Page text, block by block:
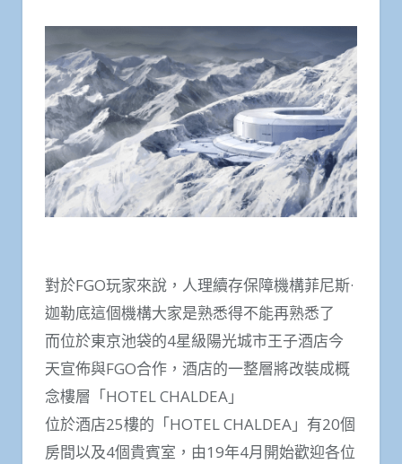
對於FGO玩家來說，人理續存保障機構菲尼斯·
迦勒底這個機構大家是熟悉得不能再熟悉了
而位於東京池袋的4星級陽光城市王子酒店今
天宣佈與FGO合作，酒店的一整層將改裝成概
念樓層「HOTEL CHALDEA」
位於酒店25樓的「HOTEL CHALDEA」有20個
房間以及4個貴賓室，由19年4月開始歡迎各位